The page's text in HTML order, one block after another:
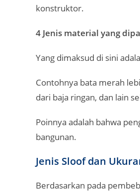
konstruktor.
4 Jenis material yang
Yang dimaksud di sini
Contohnya bata merah
dari baja ringan, dan lain
Poinnya adalah bahwa
bangunan.
Jenis Sloof dan
Berdasarkan pada